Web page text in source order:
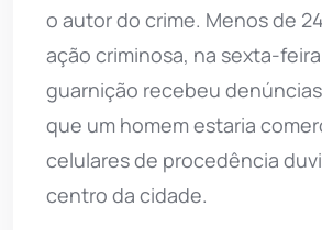
o autor do crime. Menos de
ação criminosa, na sexta-
guarnição recebeu
que um homem estaria
celulares de procedência
centro da cidade.